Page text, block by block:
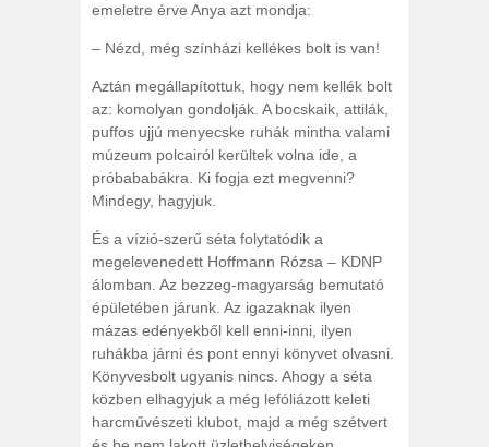
emeletre érve Anya azt mondja:
– Nézd, még színházi kellékes bolt is van!
Aztán megállapítottuk, hogy nem kellék bolt
az: komolyan gondolják. A bocskaik, attilák,
puffos ujjú menyecske ruhák mintha valami
múzeum polcairól kerültek volna ide, a
próbababákra. Ki fogja ezt megvenni?
Mindegy, hagyjuk.
És a vízió-szerű séta folytatódik a
megelevenedett Hoffmann Rózsa – KDNP
álomban. Az bezzeg-magyarság bemutató
épületében járunk. Az igazaknak ilyen
mázas edényekből kell enni-inni, ilyen
ruhákba járni és pont ennyi könyvet olvasni.
Könyvesbolt ugyanis nincs. Ahogy a séta
közben elhagyjuk a még lefóliázott keleti
harcművészeti klubot, majd a még szétvert